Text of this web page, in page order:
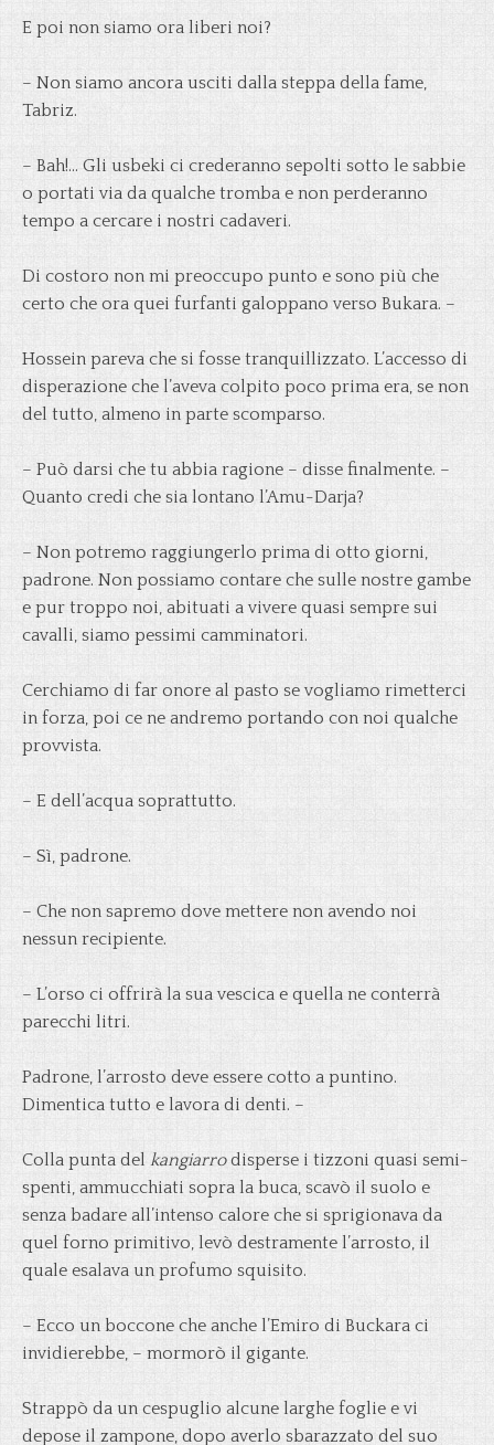
E poi non siamo ora liberi noi?
– Non siamo ancora usciti dalla steppa della fame,
Tabriz.
– Bah!… Gli usbeki ci crederanno sepolti sotto le sabbie
o portati via da qualche tromba e non perderanno
tempo a cercare i nostri cadaveri.
Di costoro non mi preoccupo punto e sono più che
certo che ora quei furfanti galoppano verso Bukara. –
Hossein pareva che si fosse tranquillizzato. L’accesso di
disperazione che l’aveva colpito poco prima era, se non
del tutto, almeno in parte scomparso.
– Può darsi che tu abbia ragione – disse finalmente. –
Quanto credi che sia lontano l’Amu-Darja?
– Non potremo raggiungerlo prima di otto giorni,
padrone. Non possiamo contare che sulle nostre gambe
e pur troppo noi, abituati a vivere quasi sempre sui
cavalli, siamo pessimi camminatori.
Cerchiamo di far onore al pasto se vogliamo rimetterci
in forza, poi ce ne andremo portando con noi qualche
provvista.
– E dell’acqua soprattutto.
– Sì, padrone.
– Che non sapremo dove mettere non avendo noi
nessun recipiente.
– L’orso ci offrirà la sua vescica e quella ne conterrà
parecchi litri.
Padrone, l’arrosto deve essere cotto a puntino.
Dimentica tutto e lavora di denti. –
Colla punta del kangiarrodisperse i tizzoni quasi semi-
spenti, ammucchiati sopra la buca, scavò il suolo e
senza badare all’intenso calore che si sprigionava da
quel forno primitivo, levò destramente l’arrosto, il
quale esalava un profumo squisito.
– Ecco un boccone che anche l’Emiro di Buckara ci
invidierebbe, – mormorò il gigante.
Strappò da un cespuglio alcune larghe foglie e vi
depose il zampone, dopo averlo sbarazzato del suo